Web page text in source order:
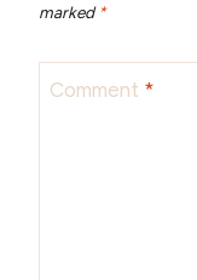
marked *
Comment *